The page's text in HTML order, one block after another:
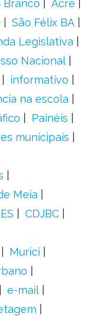
Branco
Acre
São Félix BA
Legislativa
Nacional
informativo
na escola
Painéis
municipais
Meia
CDJBC
Murici
e-mail